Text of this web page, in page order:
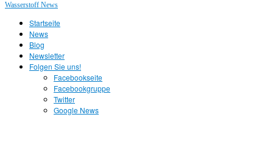
Wasserstoff News
Startseite
News
Blog
Newsletter
Folgen Sie uns!
Facebookseite
Facebookgruppe
Twitter
Google News